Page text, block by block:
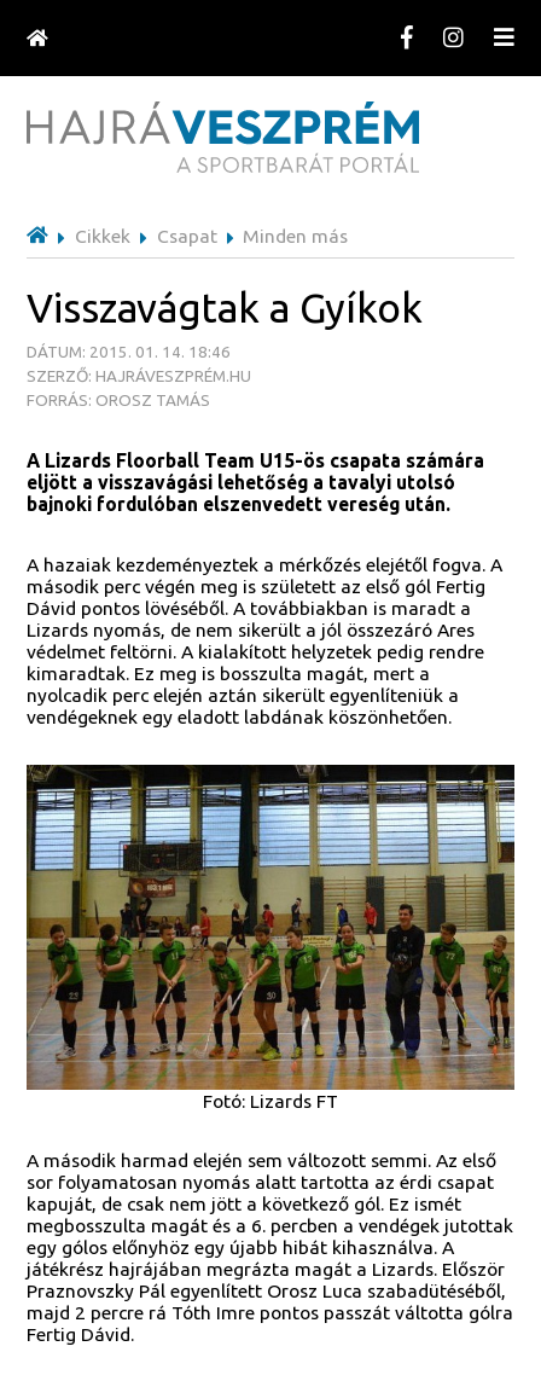
Cikkek Csapat Minden más
Visszavágtak a Gyíkok
DÁTUM: 2015. 01. 14. 18:46
SZERZŐ: HAJRÁVESZPRÉM.HU
FORRÁS: OROSZ TAMÁS
A Lizards Floorball Team U15-ös csapata számára
eljött a visszavágási lehetőség a tavalyi utolsó
bajnoki fordulóban elszenvedett vereség után.
A hazaiak kezdeményeztek a mérkőzés elejétől fogva. A
második perc végén meg is született az első gól Fertig
Dávid pontos lövéséből. A továbbiakban is maradt a
Lizards nyomás, de nem sikerült a jól összezáró Ares
védelmet feltörni. A kialakított helyzetek pedig rendre
kimaradtak. Ez meg is bosszulta magát, mert a
nyolcadik perc elején aztán sikerült egyenlíteniük a
vendégeknek egy eladott labdának köszönhetően.
Fotó: Lizards FT
A második harmad elején sem változott semmi. Az első
sor folyamatosan nyomás alatt tartotta az érdi csapat
kapuját, de csak nem jött a következő gól. Ez ismét
megbosszulta magát és a 6. percben a vendégek jutottak
egy gólos előnyhöz egy újabb hibát kihasználva. A
játékrész hajrájában megrázta magát a Lizards. Először
Praznovszky Pál egyenlített Orosz Luca szabadütéséből,
majd 2 percre rá Tóth Imre pontos passzát váltotta gólra
Fertig Dávid.